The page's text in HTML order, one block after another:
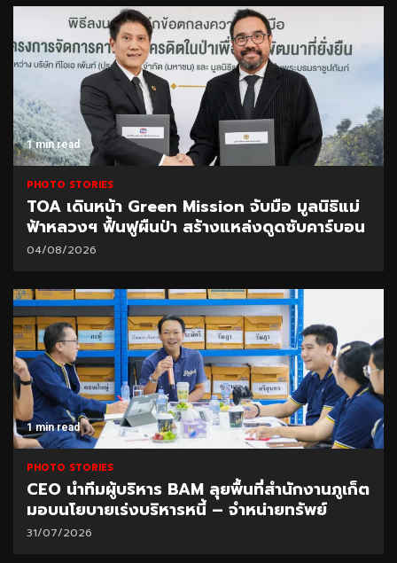
1 min read
PHOTO STORIES
TOA เดินหน้า Green Mission จับมือ มูลนิธิแม่
ฟ้าหลวงฯ ฟื้นฟูผืนป่า สร้างแหล่งดูดซับคาร์บอน
04/08/2026
1 min read
PHOTO STORIES
CEO นำทีมผู้บริหาร BAM ลุยพื้นที่สำนักงานภูเก็ต
มอบนโยบายเร่งบริหารหนี้ – จำหน่ายทรัพย์
31/07/2026